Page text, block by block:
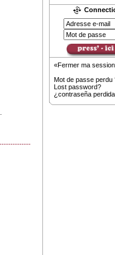
«Fermer ma
Mot de passe perdu
Lost password?
¿contraseña